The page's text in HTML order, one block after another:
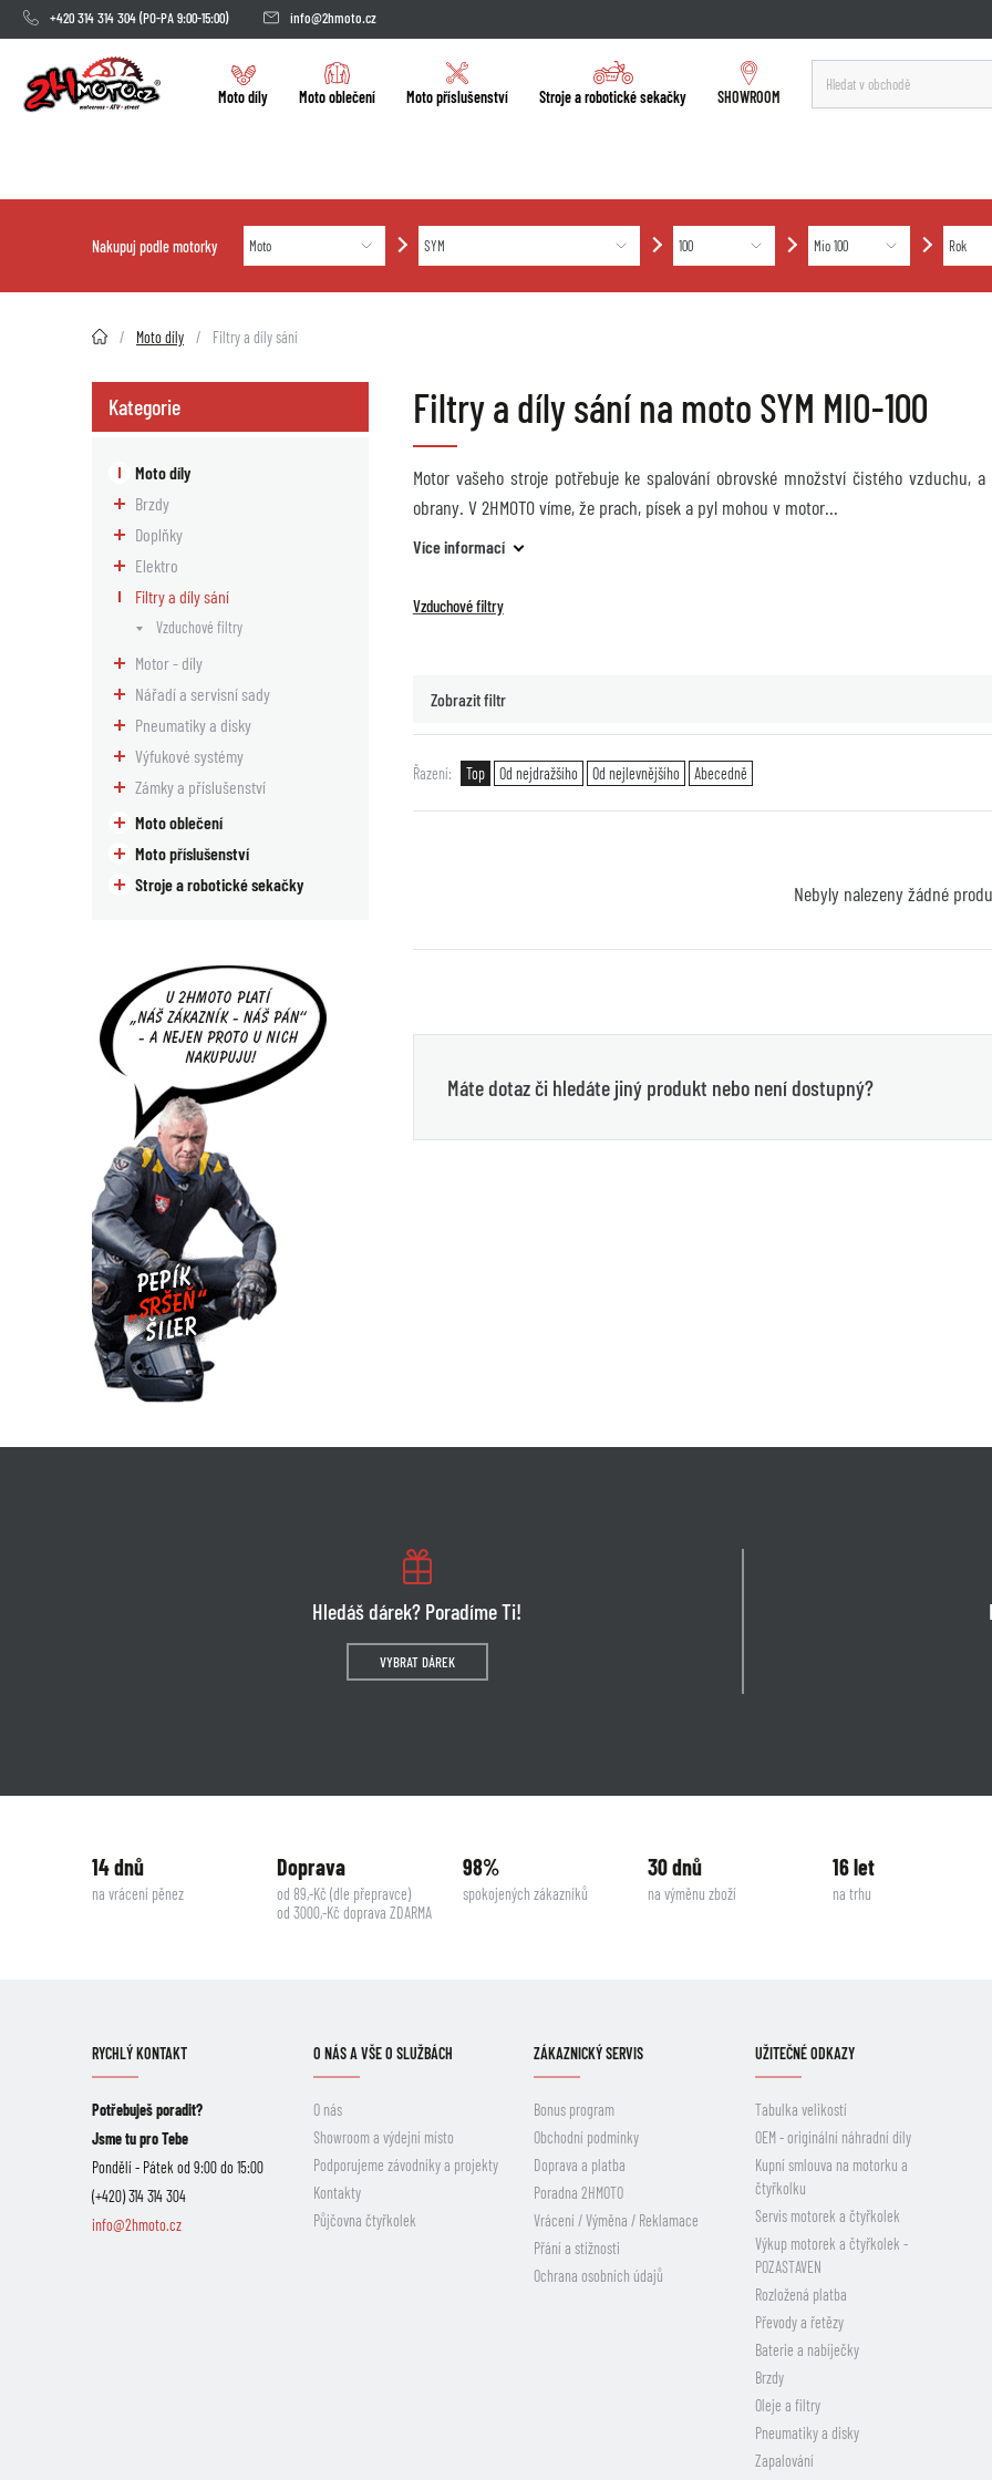
+420 314 314 304(PO-PA 9:00-15:00) info@2hmoto.cz
Moto díly Moto oblečení Moto příslušenství Stroje a robotické sekačky SHOWROOM
Nakupuj podle motorky
2HMOTO.cz Moto díly Filtry a díly sání
Kategorie
Moto díly
Brzdy
Doplňky
Elektro
Filtry a díly sání
Vzduchové filtry
Motor - díly
Nářadí a servisní sady
Pneumatiky a disky
Výfukové systémy
Zámky a příslušenství
Moto oblečení
Moto příslušenství
Stroje a robotické sekačky
Filtry a díly sání na moto SYM MIO-100
Motor vašeho stroje potřebuje ke spalování obrovské množství čistého vzduchu,
obrany. V 2HMOTO víme, že prach, písek a pyl mohou v motor
Více informací
Vzduchové filtry
Zobrazit filtr
Řazení Top Od nejdražšího Od nejlevnějšího Abecedně
Nebyly nalezeny žádné
Máte dotaz či hledáte jiný produkt nebo není dostupný?
Hledáš dárek? Poradíme Ti!
VYBRAT DÁREK
14 dnů
na vrácení pěnez
Doprava
od 89,-Kč (dle přepravce)
od 3000,-Kč doprava ZDARMA
98%
spokojených zákazníků
30 dnů
na výměnu zboží
16 let
na trhu
RYCHLÝ KONTAKT
Potřebuješ poradit?
Jsme tu pro Tebe
Pondělí - Pátek od 9:00 do 15:00
(+420) 314 314 304
info@2hmoto.cz
O NÁS A VŠE O SLUŽBÁCH
O nás
Showroom a výdejní místo
Podporujeme závodníky a projekty
Kontakty
Půjčovna čtyřkolek
ZÁKAZNICKÝ SERVIS
Bonus program
Obchodní podmínky
Doprava a platba
Poradna 2HMOTO
Vrácení / Výměna / Reklamace
Přání a stížnosti
Ochrana osobních údajů
UŽITEČNÉ ODKAZY
Tabulka velikostí
OEM - originální náhradní díly
Kupní smlouva na motorku a
čtyřkolku
Servis motorek a čtyřkolek
Výkup motorek a čtyřkolek -
POZASTAVEN
Rozložená platba
Převody a řetězy
Baterie a nabíječky
Brzdy
Oleje a filtry
Pneumatiky a disky
Zapalování